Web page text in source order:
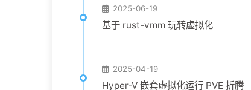
2025-06-19
基于 rust-vmm 玩转虚拟化
2025-04-19
Hyper-V 嵌套虚拟化运行 PVE 折腾